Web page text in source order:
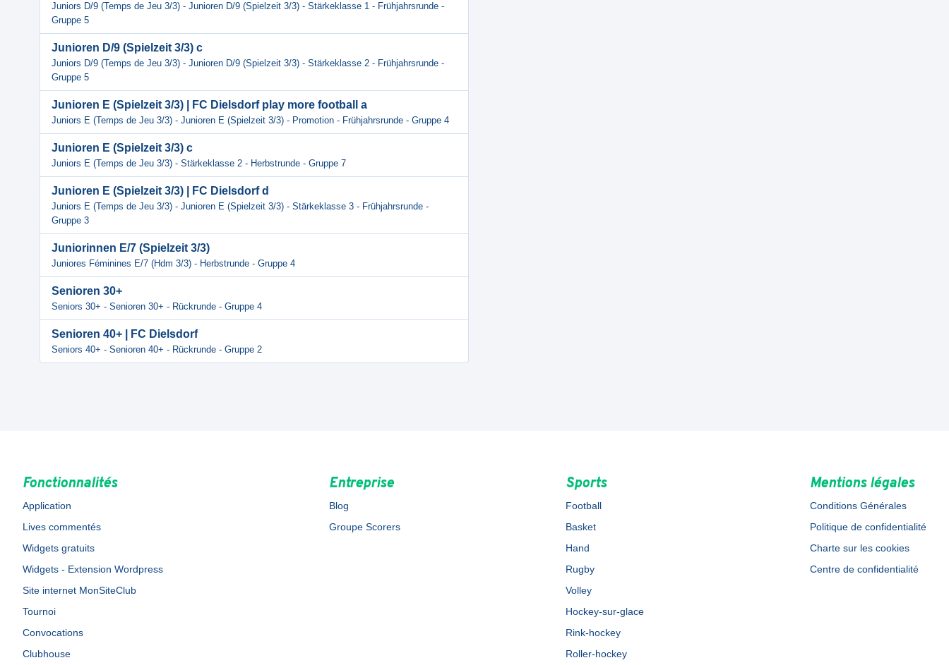
Juniors D/9 (Temps de Jeu 3/3) - Junioren D/9 (Spielzeit 3/3) - Stärkeklasse 1 - Frühjahrsrunde -
Gruppe 5
Junioren D/9 (Spielzeit 3/3) c
Juniors D/9 (Temps de Jeu 3/3) - Junioren D/9 (Spielzeit 3/3) - Stärkeklasse 2 - Frühjahrsrunde -
Gruppe 5
Junioren E (Spielzeit 3/3) | FC Dielsdorf play more football a
Juniors E (Temps de Jeu 3/3) - Junioren E (Spielzeit 3/3) - Promotion - Frühjahrsrunde - Gruppe 4
Junioren E (Spielzeit 3/3) c
Juniors E (Temps de Jeu 3/3) - Stärkeklasse 2 - Herbstrunde - Gruppe 7
Junioren E (Spielzeit 3/3) | FC Dielsdorf d
Juniors E (Temps de Jeu 3/3) - Junioren E (Spielzeit 3/3) - Stärkeklasse 3 - Frühjahrsrunde -
Gruppe 3
Juniorinnen E/7 (Spielzeit 3/3)
Juniores Féminines E/7 (Hdm 3/3) - Herbstrunde - Gruppe 4
Senioren 30+
Seniors 30+ - Senioren 30+ - Rückrunde - Gruppe 4
Senioren 40+ | FC Dielsdorf
Seniors 40+ - Senioren 40+ - Rückrunde - Gruppe 2
Fonctionnalités
Application
Lives commentés
Widgets gratuits
Widgets - Extension Wordpress
Site internet MonSiteClub
Tournoi
Convocations
Clubhouse
Entreprise
Blog
Groupe Scorers
Sports
Football
Basket
Hand
Rugby
Volley
Hockey-sur-glace
Rink-hockey
Roller-hockey
Mentions légales
Conditions Générales
Politique de confidentialité
Charte sur les cookies
Centre de confidentialité